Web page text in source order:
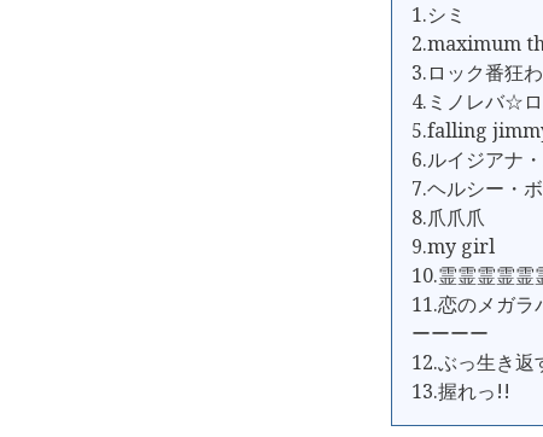
1.シミ
2.maximum
3.ロック番狂
4.ミノレバ☆
5.falling
6.ルイジアナ
7.ヘルシー・
8.爪爪爪
9.my girl
10.霊霊霊霊霊
11.恋のメガラ
ーーーー
12.ぶっ生き返
13.握れっ!!